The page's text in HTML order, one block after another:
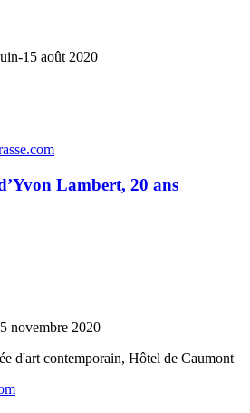
15 août 2020
Lambert, 20 ans
novembre 2020
d'art contemporain, Hôtel de Caumont